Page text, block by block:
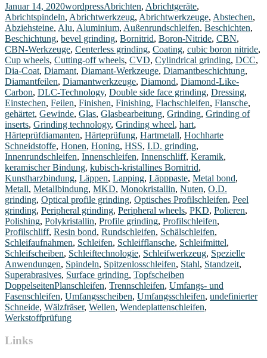
Januar 14, 2020wordpressAbrichten, Abrichtgeräte,
Abrichtspindeln, Abrichtwerkzeug, Abrichtwerkzeuge, Abstechen,
Abziehsteine, Alu, Aluminium, Außenrundschleifen, Beschichten,
Beschichtung, bevel grinding, Bornitrid, Boron-Nitride, CBN,
CBN-Werkzeuge, Centerless grinding, Coating, cubic boron nitride,
Cup wheels, Cutting-off wheels, CVD, Cylindrical grinding, DCC,
Dia-Coat, Diamant, Diamant-Werkzeuge, Diamantbeschichtung,
Diamantfeilen, Diamantwerkzeuge, Diamond, Diamond-Like-
Carbon, DLC-Technology, Double side face grinding, Dressing,
Einstechen, Feilen, Finishen, Finishing, Flachschleifen, Flansche,
gehärtet, Gewinde, Glas, Glasbearbeitung, Grinding, Grinding of
inserts, Grinding technology, Grinding wheel, hart,
Härteprüfdiamanten, Härteprüfung, Hartmetall, Hochharte
Schneidstoffe, Honen, Honing, HSS, I.D. grinding,
Innenrundschleifen, Innenschleifen, Innenschliff, Keramik,
keramischer Bindung, kubisch-kristallines Bornitrid,
Kunstharzbindung, Läppen, Lapping, Läpppaste, Metal bond,
Metall, Metallbindung, MKD, Monokristallin, Nuten, O.D.
grinding, Optical profile grinding, Optisches Profilschleifen, Peel
grinding, Peripheral grinding, Peripheral wheels, PKD, Polieren,
Polishing, Polykristallin, Profile grinding, Profilschleifen,
Profilschliff, Resin bond, Rundschleifen, Schälschleifen,
Schleifaufnahmen, Schleifen, Schleifflansche, Schleifmittel,
Schleifscheiben, Schleiftechnologie, Schleifwerkzeug, Spezielle
Anwendungen, Spindeln, Spitzenlosschleifen, Stahl, Standzeit,
Superabrasives, Surface grinding, Topfscheiben
DoppelseitenPlanschleifen, Trennschleifen, Umfangs- und
Fasenschleifen, Umfangsscheiben, Umfangsschleifen, undefinierter
Schneide, Wälzfräser, Wellen, Wendeplattenschleifen,
Werkstoffprüfung
Links